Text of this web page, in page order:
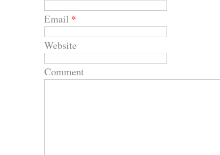
Email *
Website
Comment